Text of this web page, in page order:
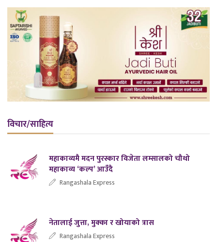
विचार/साहित्य
महाकाव्यमै मदन पुरस्कार विजेता लम्सालको चौथो
महाकाव्य ‘कल्प’ आउँदै
Rangashala Express
नेतालाई जुत्ता, मुक्का र खोयाको त्रास
Rangashala Express